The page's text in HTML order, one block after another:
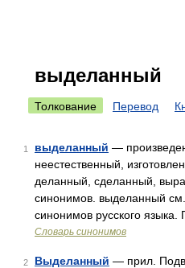
выделанный
Толкование Перевод
1 выделанный —
неестественный,
деланный, сделанный,
синонимов. выделанный
синонимов русского языка.
Словарь синонимов
2 Выделанный — прил.